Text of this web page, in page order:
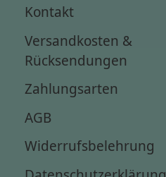
Kontakt
Versandkosten &
Rücksendungen
Zahlungsarten
AGB
Widerrufsbelehrung